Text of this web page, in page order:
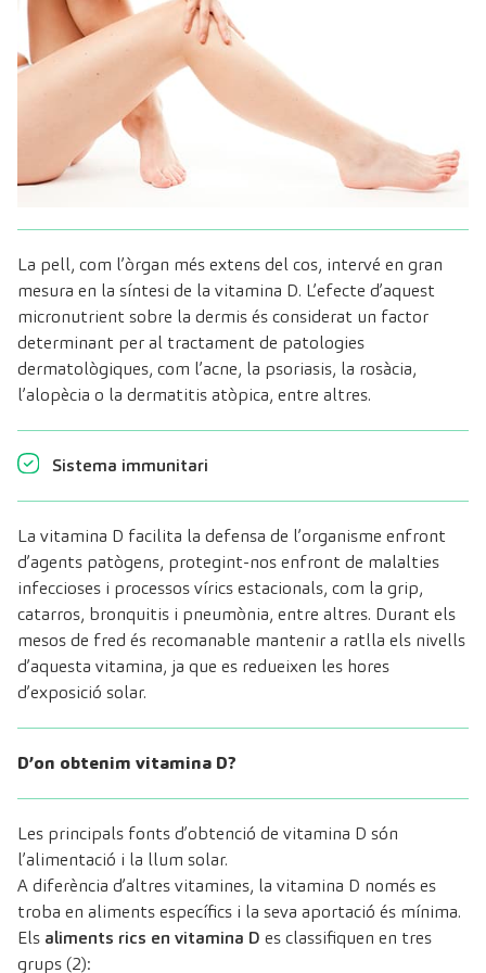
La pell, com l’òrgan més extens del cos, intervé en gran
mesura en la síntesi de la vitamina D. L’efecte d’aquest
micronutrient sobre la dermis és considerat un factor
determinant per al tractament de patologies
dermatològiques, com l’acne, la psoriasis, la rosàcia,
l’alopècia o la dermatitis atòpica, entre altres.
Sistema immunitari
La vitamina D facilita la defensa de l’organisme enfront
d’agents patògens, protegint-nos enfront de malalties
infeccioses i processos vírics estacionals, com la grip,
catarros, bronquitis i pneumònia, entre altres. Durant els
mesos de fred és recomanable mantenir a ratlla els nivells
d’aquesta vitamina, ja que es redueixen les hores
d’exposició solar.
D’on obtenim vitamina D?
Les principals fonts d’obtenció de vitamina D són
l’alimentació i la llum solar.
A diferència d’altres vitamines, la vitamina D només es
troba en aliments específics i la seva aportació és mínima.
Els aliments rics en vitamina D es classifiquen en tres
grups (2):